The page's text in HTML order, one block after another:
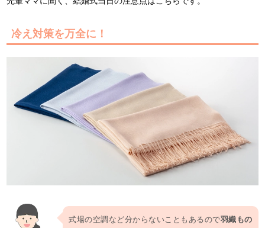
冷え対策を万全に！
式場の空調など分からないこともあるので羽織もの